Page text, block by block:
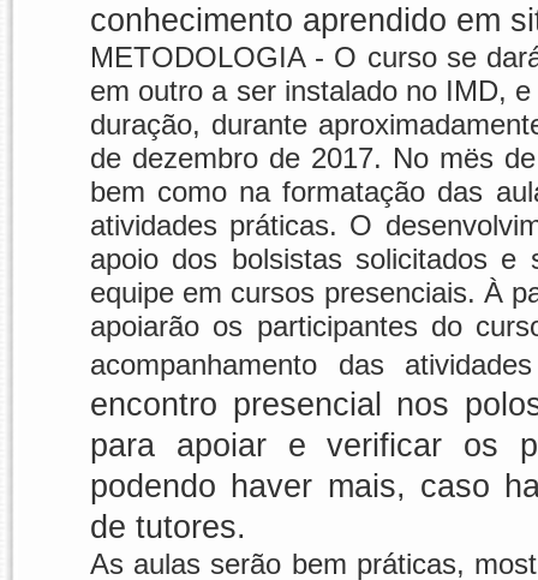
conhecimento aprendido em
METODOLOGIA - O curso se
em outro a ser instalado no IMD,
duração, durante
de dezembro de 2017. No mës
bem como na formatação das
atividades práticas. O
apoio dos bolsistas solicitados e
equipe em cursos presenciais. À
apoiarão os participantes do
acompanhamento das
encontro presencial nos
para apoiar e verificar os
podendo haver mais, caso
de tutores.
As aulas serão bem práticas,